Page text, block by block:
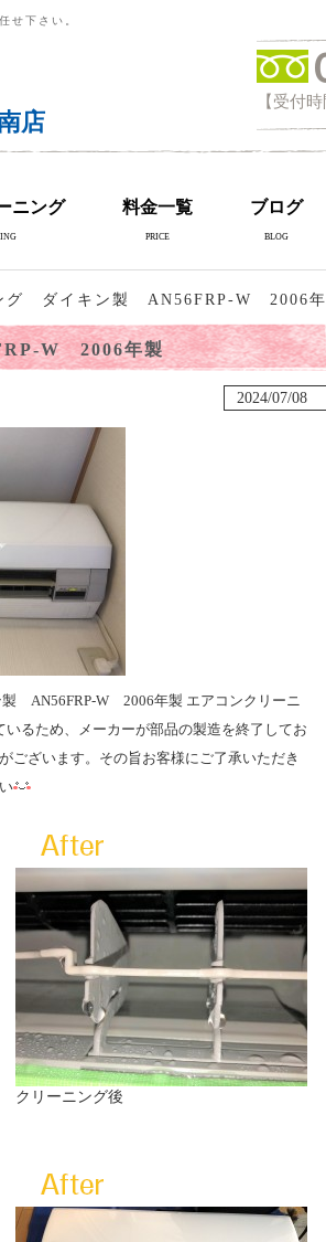
せ下さい。
店
【受付
ニング 料金一覧
PRICE
ブログ
BLOG
グ ダイキン製 AN56FRP-W 2006年
W 2006年製
2024/07/08
製 AN56FRP-W 2006年製 エアコンクリーニ
いるため、メーカーが部品の製造を終了してお
ございます。その旨お客様にご了承いただき
クリーニング後